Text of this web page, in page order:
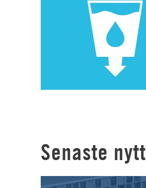
Senaste nytt